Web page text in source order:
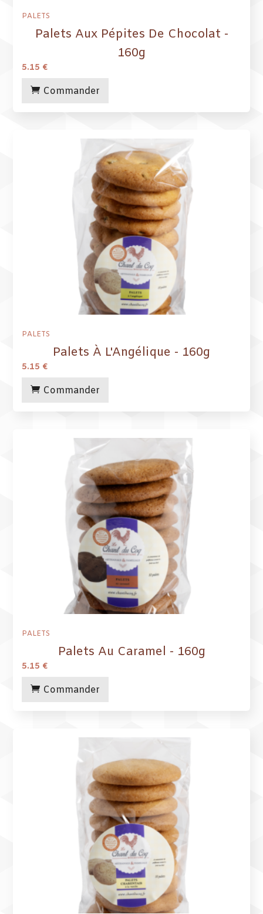
PALETS
Palets Aux Pépites De Chocolat -
160g
5.15 €
Commander
PALETS
Palets À L'Angélique - 160g
5.15 €
Commander
PALETS
Palets Au Caramel - 160g
5.15 €
Commander